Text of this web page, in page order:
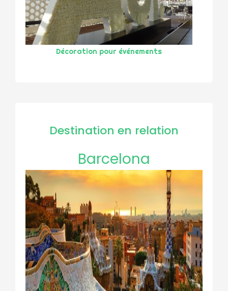
Décoration pour événements
Destination en relation
Barcelona